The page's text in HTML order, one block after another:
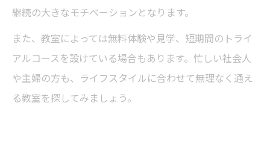
継続の大きなモチベーションとなります。
また、教室によっては無料体験や見学、短期間のトライ
アルコースを設けている場合もあります。忙しい社会人
や主婦の方も、ライフスタイルに合わせて無理なく通え
る教室を探してみましょう。